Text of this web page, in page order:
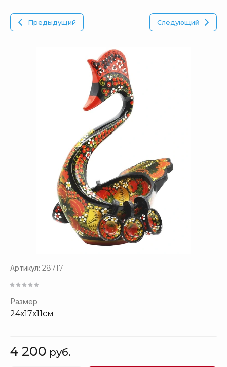
Предыдущий Следующий
Артикул: 28717
Размер
24х17х11см
4 200 руб.